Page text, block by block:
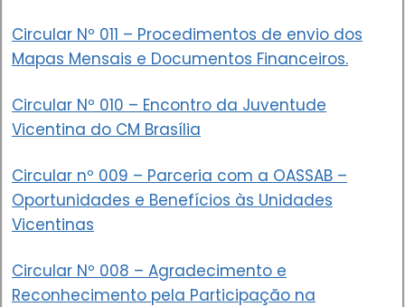
Circular Nº 011 – Procedimentos de envio dos
Mapas Mensais e Documentos Financeiros.
Circular Nº 010 – Encontro da Juventude
Vicentina do CM Brasília
Circular nº 009 – Parceria com a OASSAB –
Oportunidades e Benefícios às Unidades
Vicentinas
Circular Nº 008 – Agradecimento e
Reconhecimento pela Participação na